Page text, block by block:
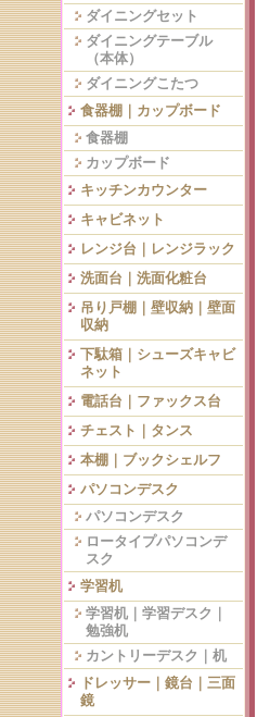
ダイニングセット
ダイニングテーブル
（本体）
ダイニングこたつ
食器棚｜カップボード
食器棚
カップボード
キッチンカウンター
キャビネット
レンジ台｜レンジラック
洗面台｜洗面化粧台
吊り戸棚｜壁収納｜壁面
収納
下駄箱｜シューズキャビ
ネット
電話台｜ファックス台
チェスト｜タンス
本棚｜ブックシェルフ
パソコンデスク
パソコンデスク
ロータイプパソコンデ
スク
学習机
学習机｜学習デスク｜
勉強机
カントリーデスク｜机
ドレッサー｜鏡台｜三面
鏡